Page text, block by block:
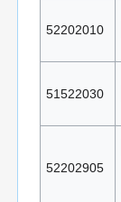
52202010
51522030
52202905